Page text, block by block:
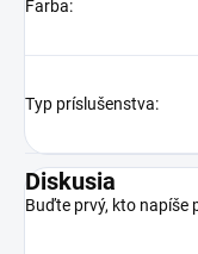
Farba:
Typ príslušenstva:
Diskusia
Buďte prvý, kto napíše